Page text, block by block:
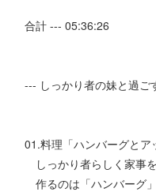
合計 --- 05:36:26
--- しっかり者の妹と過ご
01.料理「ハンバーグと
しっかり者らしく家事
作るのは「ハンバーグ